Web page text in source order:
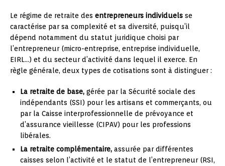
Le régime de retraite des entrepreneurs individuels se
caractérise par sa complexité et sa diversité, puisqu’il
dépend notamment du statut juridique choisi par
l’entrepreneur (micro-entreprise, entreprise individuelle,
EIRL…) et du secteur d’activité dans lequel il exerce. En
règle générale, deux types de cotisations sont à distinguer :
La retraite de base, gérée par la Sécurité sociale des
indépendants (SSI) pour les artisans et commerçants, ou
par la Caisse interprofessionnelle de prévoyance et
d’assurance vieillesse (CIPAV) pour les professions
libérales.
La retraite complémentaire, assurée par différentes
caisses selon l’activité et le statut de l’entrepreneur (RSI,